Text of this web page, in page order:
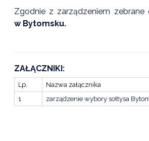
Zgodnie z zarządzeniem
w Bytomsku.
ZAŁĄCZNIKI:
Lp. Nazwa załącznika
1
zarządzenie wybory sołtysa